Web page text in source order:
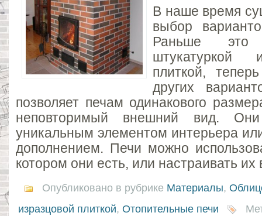
В наше время
выбор
Раньше это
штукатуркой
плиткой,
других
позволяет печам одинакового
неповторимый внешний вид.
уникальным элементом интерьера
дополнением. Печи можно
котором они есть, или настраивать
Опубликовано в рубрике Материалы,
изразцовой плиткой, Отопительные печи